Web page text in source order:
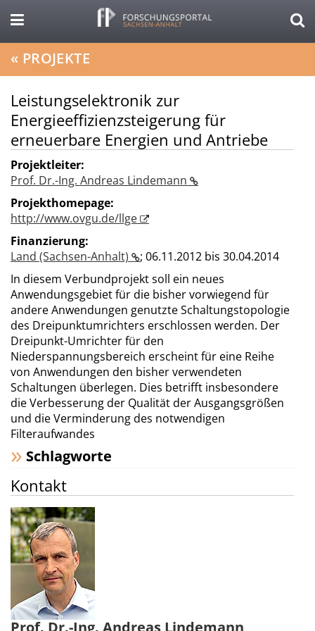
« PROJEKTE
Leistungselektronik zur
Energieeffizienzsteigerung für
erneuerbare Energien und Antriebe
Projektleiter:
Prof. Dr.-Ing. Andreas Lindemann
Projekthomepage:
http://www.ovgu.de/llge
Finanzierung:
Land (Sachsen-Anhalt)
; 06.11.2012 bis 30.04.2014
In diesem Verbundprojekt soll ein neues
Anwendungsgebiet für die bisher vorwiegend für
andere Anwendungen genutzte Schaltungstopologie
des Dreipunktumrichters erschlossen werden. Der
Dreipunkt-Umrichter für den
Niederspannungsbereich erscheint für eine Reihe
von Anwendungen den bisher verwendeten
Schaltungen überlegen. Dies betrifft insbesondere
die Verbesserung der Qualität der Ausgangsgrößen
und die Verminderung des notwendigen
Filteraufwandes
Schlagworte
Kontakt
Prof. Dr.-Ing. Andreas Lindemann